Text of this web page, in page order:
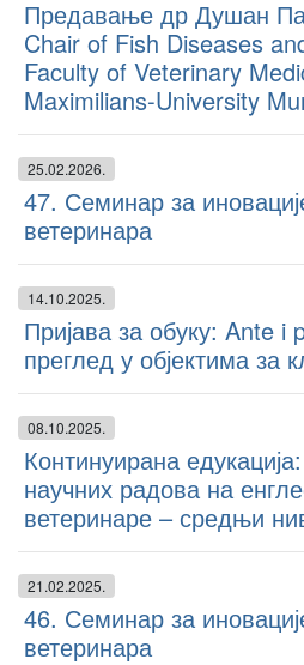
Предавање др Душан
Chair of Fish Diseases
Faculty of Veterinary
Maximilians-University
25.02.2026.
47. Семинар за
ветеринара
14.10.2025.
Пријава за обуку: Ante i
преглед у објектима за
08.10.2025.
Континуирана
научних радова на
ветеринаре – средњи
21.02.2025.
46. Семинар за
ветеринара